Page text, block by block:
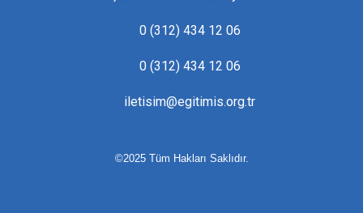
0 (312) 434 12 06
0 (312) 434 12 06
iletisim@egitimis.org.tr
©2025 Tüm Hakları Saklıdır.